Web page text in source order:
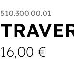
510.300.00.01
16,00 €